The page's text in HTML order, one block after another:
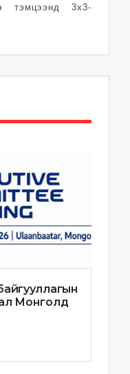
тэмцээнд 3х3-
Монголд